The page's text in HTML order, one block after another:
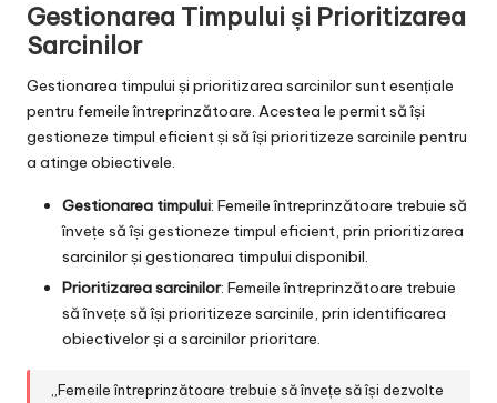
Gestionarea Timpului și Prioritizarea
Sarcinilor
Gestionarea timpului și prioritizarea sarcinilor sunt esențiale
pentru femeile întreprinzătoare. Acestea le permit să își
gestioneze timpul eficient și să își prioritizeze sarcinile pentru
a atinge obiectivele.
Gestionarea timpului: Femeile întreprinzătoare trebuie să
învețe să își gestioneze timpul eficient, prin prioritizarea
sarcinilor și gestionarea timpului disponibil.
Prioritizarea sarcinilor: Femeile întreprinzătoare trebuie
să învețe să își prioritizeze sarcinile, prin identificarea
obiectivelor și a sarcinilor prioritare.
„Femeile întreprinzătoare trebuie să învețe să își dezvolte